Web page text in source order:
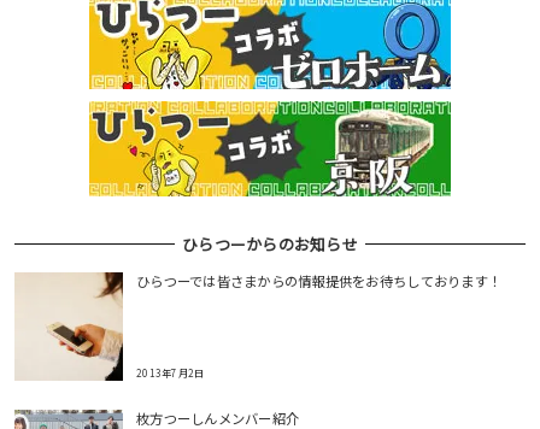
ひらつーからのお知らせ
ひらつーでは皆さまからの情報提供をお待ちしております！
2013年7月2日
枚方つーしんメンバー紹介